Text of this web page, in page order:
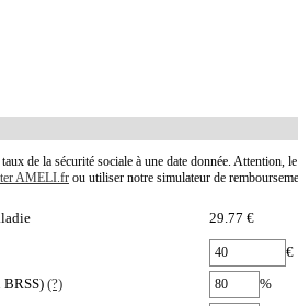
de la sécurité sociale à une date donnée.
AMELI.fr ou utiliser notre simulateur de
29.77 €
€
BRSS) (?)
%